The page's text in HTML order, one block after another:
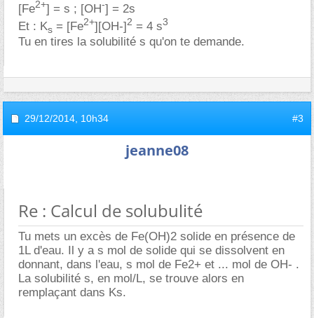
[Fe2+] = s ; [OH-] = 2s
Et : Ks = [Fe2+][OH-]2 = 4 s3
Tu en tires la solubilité s qu'on te demande.
29/12/2014, 10h34 #3
jeanne08
Re : Calcul de solubulité
Tu mets un excès de Fe(OH)2 solide en présence de
1L d'eau. Il y a s mol de solide qui se dissolvent en
donnant, dans l'eau, s mol de Fe2+ et ... mol de OH- .
La solubilité s, en mol/L, se trouve alors en
remplaçant dans Ks.